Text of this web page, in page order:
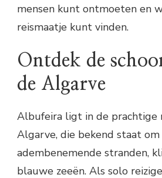
mensen kunt ontmoeten en
reismaatje kunt vinden.
Ontdek de
de Algarve
Albufeira ligt in de prachtige
Algarve, die bekend staat om
adembenemende stranden,
blauwe zeeën. Als solo